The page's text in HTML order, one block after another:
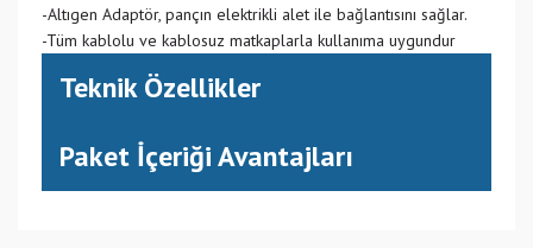
-Altıgen Adaptör, pançın elektrikli alet ile bağlantısını sağlar.
-Tüm kablolu ve kablosuz matkaplarla kullanıma uygundur
Teknik Özellikler
Paket İçeriği Avantajları